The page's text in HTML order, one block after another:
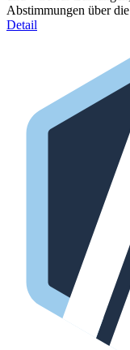
Abstimmungen über
Detail